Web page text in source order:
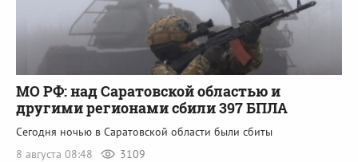
МО РФ: над Саратовской областью и
другими регионами сбили 397 БПЛА
Сегодня ночью в Саратовской области были сбиты
8 августа 08:48
3109